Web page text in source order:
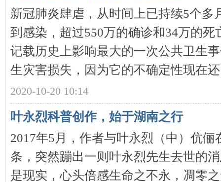
史
新冠肺炎肆虐，从时间上已持续5个多
到感染，超过550万的确诊和34万的
记载历史上影响最大的一次公共卫生
生灾害损失，因为它的不确定性现在还
2020-10-20 10:14
叶永烈科普创作，始于湖南之行
2017年5月，作者与叶永烈（中）伉
条，突然蹦出一则叶永烈先生去世的
是现实，心头倍感生命之不永，凋零